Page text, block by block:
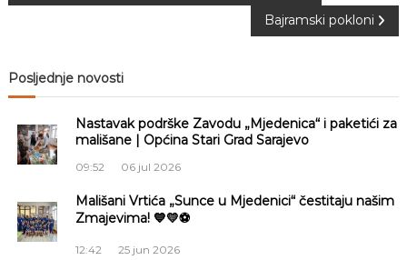
v
g
a
c
Bajramski pokloni
Posljednje novosti
Nastavak podrške Zavodu „Mjedenica“ i paketići za
mališane | Općina Stari Grad Sarajevo
09:52 06 jul 2026
Mališani Vrtića „Sunce u Mjedenici“ čestitaju našim
Zmajevima! 💙💛⚽
12:42 25 jun 2026